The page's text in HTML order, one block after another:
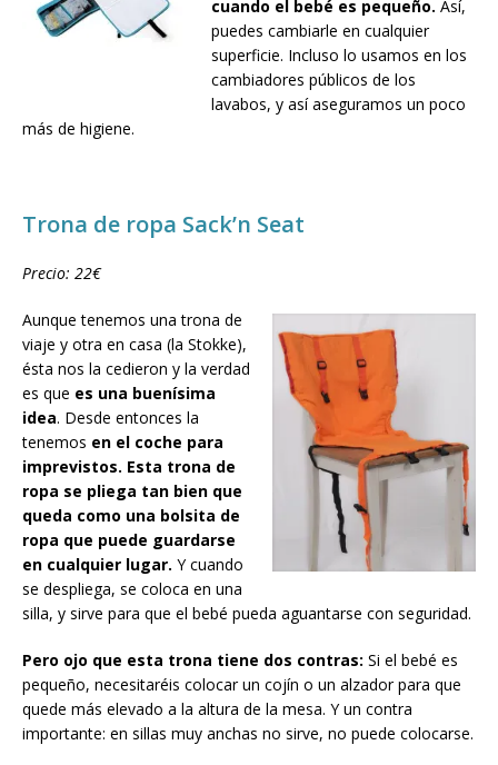
cuando el bebé es pequeño. Así,
puedes cambiarle en cualquier
superficie. Incluso lo usamos en los
cambiadores públicos de los
lavabos, y así aseguramos un poco
más de higiene.
Trona de ropa Sack’n Seat
Precio: 22€
Aunque tenemos una trona de
viaje y otra en casa (la Stokke),
ésta nos la cedieron y la verdad
es que es una buenísima
idea. Desde entonces la
tenemos en el coche para
imprevistos. Esta trona de
ropa se pliega tan bien que
queda como una bolsita de
ropa que puede guardarse
en cualquier lugar. Y cuando
se despliega, se coloca en una
silla, y sirve para que el bebé pueda aguantarse con seguridad.
Pero ojo que esta trona tiene dos contras: Si el bebé es
pequeño, necesitaréis colocar un cojín o un alzador para que
quede más elevado a la altura de la mesa. Y un contra
importante: en sillas muy anchas no sirve, no puede colocarse.